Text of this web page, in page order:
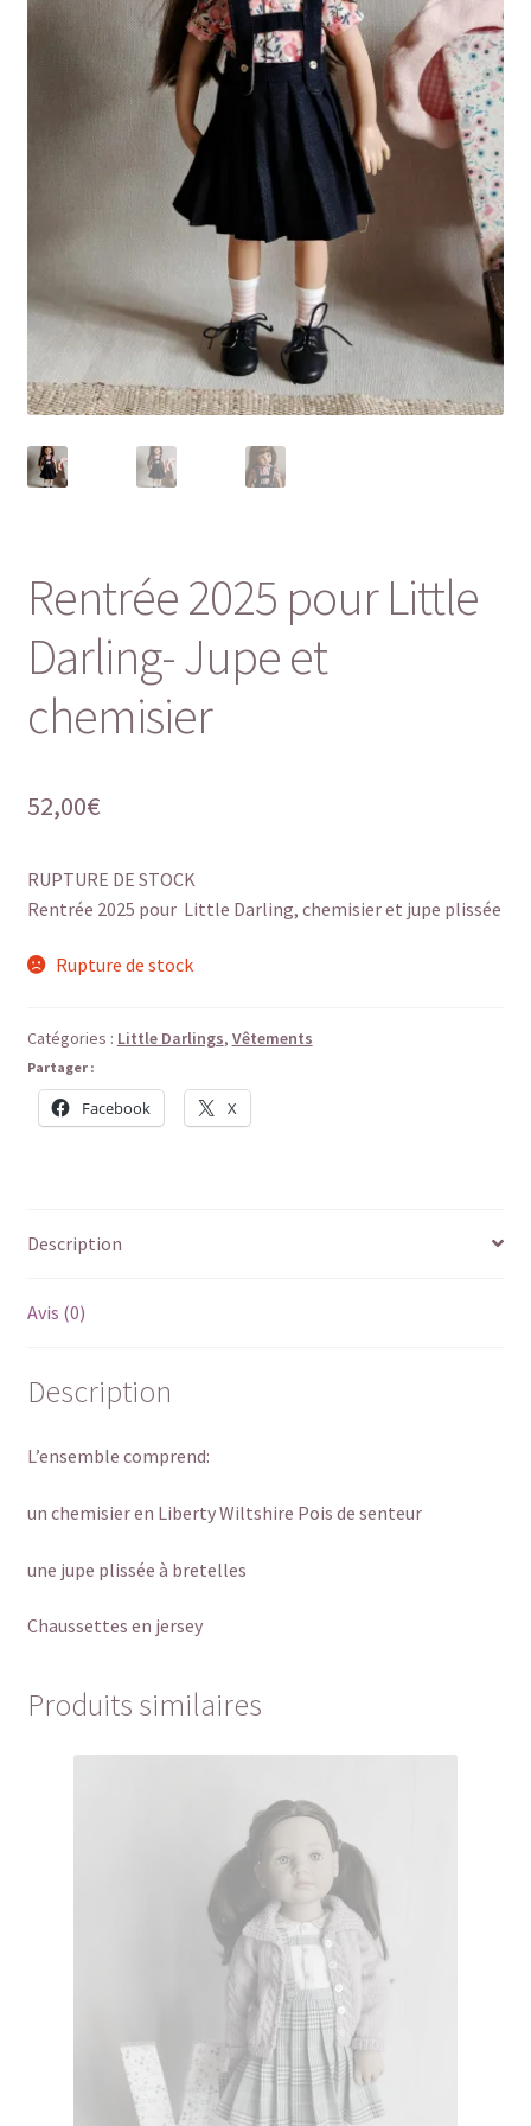
Politique de confidentialité
Politique de cookies (UE)
Validation de la commande
Rentrée 2025 pour Little
Darling- Jupe et
chemisier
52,00€
RUPTURE DE STOCK
Rentrée 2025 pour Little Darling, chemisier et jupe plissée
Rupture de stock
Catégories : Little Darlings, Vêtements
Partager :
Facebook X
Description
Avis (0)
Description
L’ensemble comprend:
un chemisier en Liberty Wiltshire Pois de senteur
une jupe plissée à bretelles
Chaussettes en jersey
Produits similaires